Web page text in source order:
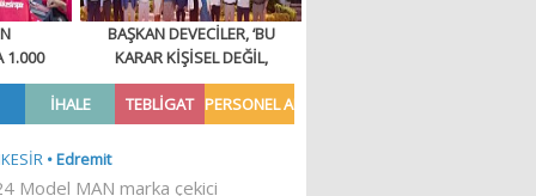
1.000
BAŞKAN DEVECİLER, ‘BU
KARAR KİŞİSEL DEĞİL,
İLKESEL BİR DURUŞTUR’